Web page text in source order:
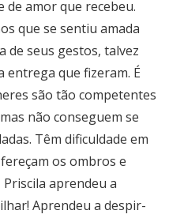
de amor que recebeu.
que se sentiu amada
de seus gestos, talvez
entrega que fizeram. É
são tão competentes
não conseguem se
Têm dificuldade em
os ombros e
aprendeu a
Aprendeu a despir-